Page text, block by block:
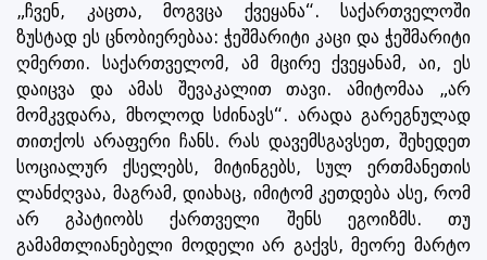
„ჩვენ, კაცთა, მოგვცა ქვეყანა“. საქართველოში
ზუსტად ეს ცნობიერებაა: ჭეშმარიტი კაცი და ჭეშმარიტი
ღმერთი. საქართველომ, ამ მცირე ქვეყანამ, აი, ეს
დაიცვა და ამას შევაკალით თავი. ამიტომაა „არ
მომკვდარა, მხოლოდ სძინავს“. არადა გარეგნულად
თითქოს არაფერი ჩანს. რას დავემსგავსეთ, შეხედეთ
სოციალურ ქსელებს, მიტინგებს, სულ ერთმანეთის
ლანძღვაა, მაგრამ, დიახაც, იმიტომ კეთდება ასე, რომ
არ გპატიობს ქართველი შენს ეგოიზმს. თუ
გამამთლიანებელი მოდელი არ გაქვს, მეორე მარტო